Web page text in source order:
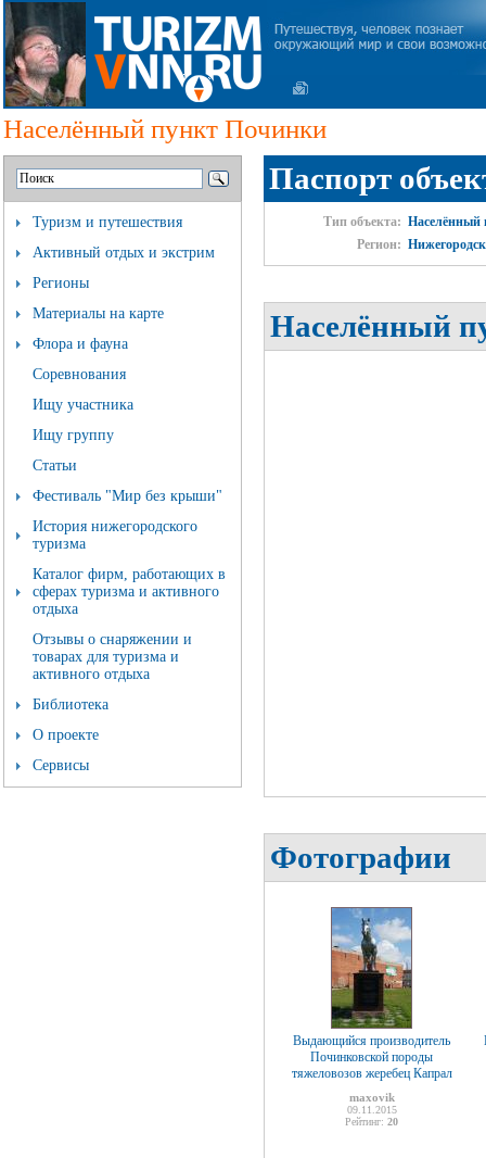
Населённый пункт Починки
Туризм и путешествия
Активный отдых и экстрим
Регионы
Материалы на карте
Флора и фауна
Соревнования
Ищу участника
Ищу группу
Статьи
Фестиваль "Мир без крыши"
История нижегородского
туризма
Каталог фирм, работающих в
сферах туризма и активного
отдыха
Отзывы о снаряжении и
товарах для туризма и
активного отдыха
Библиотека
О проекте
Сервисы
Паспорт
Тип объекта: Населённый
Регион:
Населённый
Фотографии
Выдающийся производитель
Починковской породы
тяжеловозов жеребец Капрал
maxovik
09.11.2015
Рейтинг: 20